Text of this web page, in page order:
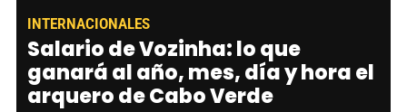
INTERNACIONALES
Salario de Vozinha: lo que
ganará al año, mes, día y hora el
arquero de Cabo Verde